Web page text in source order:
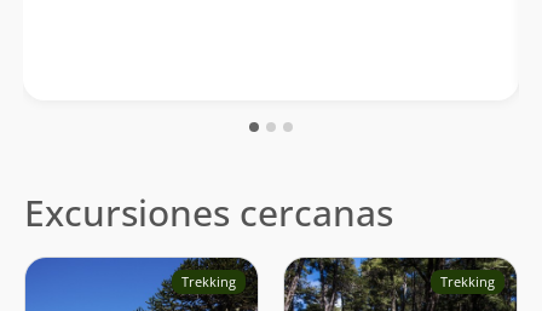
Excursiones cercanas
Trekking Trekking